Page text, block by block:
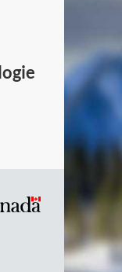
Symbole